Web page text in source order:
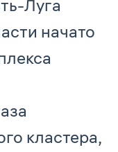
Луга
начато
кластера,